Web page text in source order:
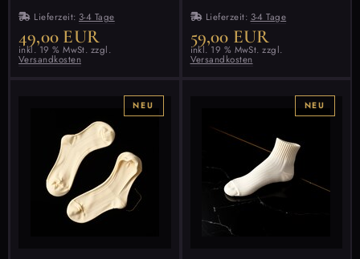
Lieferzeit: 3-4 Tage
49,00 EUR
inkl. 19 % MwSt. zzgl.
Versandkosten
Lieferzeit: 3-4 Tage
59,00 EUR
inkl. 19 % MwSt. zzgl.
Versandkosten
NEU NEU